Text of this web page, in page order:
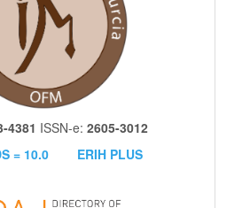
4381 ISSN-e: 2605-3012
= 10.0
ERIH PLUS